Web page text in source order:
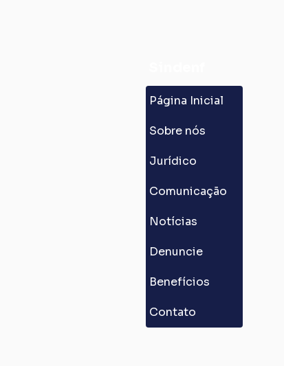
Página Inicial
Sobre nós
Jurídico
Comunicação
Notícias
Denuncie
Benefícios
Contato